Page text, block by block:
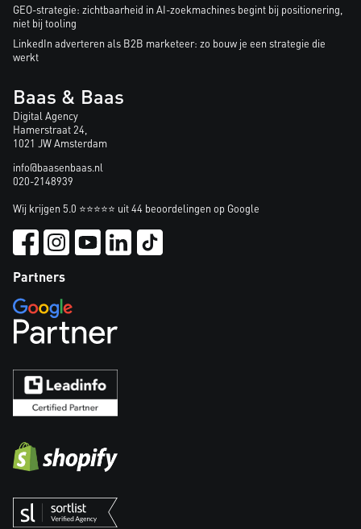
GEO-strategie: zichtbaarheid in AI-zoekmachines begint bij positionering,
niet bij tooling
LinkedIn adverteren als B2B marketeer: zo bouw je een strategie die
werkt
Baas & Baas
Digital Agency
Hamerstraat 24,
1021 JW Amsterdam
info@baasenbaas.nl
020-2148939
Wij krijgen 5.0 ⭐⭐⭐⭐⭐ uit 44 beoordelingen op Google
Partners